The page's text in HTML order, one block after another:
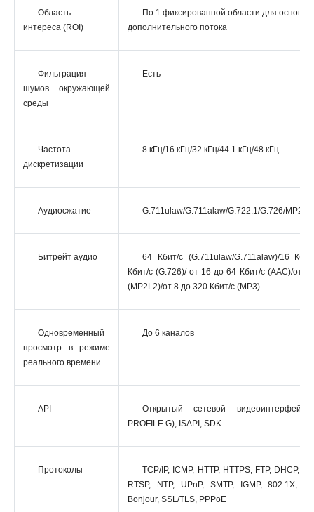
Область
интереса (ROI)
По 1 фиксированной области для
дополнительного потока
Фильтрация
шумов окружающей
среды
Есть
Частота
дискретизации
8 кГц/16 кГц/32 кГц/44.1 кГц/48 кГц
Аудиосжатие G.711ulaw/G.711alaw/G.722.1/G.726/
Битрейт аудио
64 Кбит/с (G.711ulaw/G.711alaw)/16
Кбит/с (G.726)/ от 16 до 64 Кбит/с (AAC)/от
(MP2L2)/от 8 до 320 Кбит/с (MP3)
Одновременный
просмотр в режиме
реального времени
До 6 каналов
API
Открытый сетевой видеоинтерфейс
PROFILE G), ISAPI, SDK
Протоколы
TCP/IP, ICMP, HTTP, HTTPS, FTP, DHCP,
RTSP, NTP, UPnP, SMTP, IGMP, 802.1X,
Bonjour, SSL/TLS, PPPoE